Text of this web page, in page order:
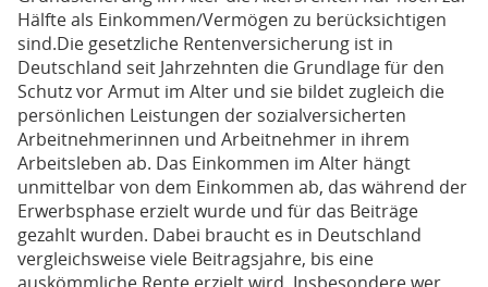
Hälfte als Einkommen/Vermögen zu berücksichtigen
sind.Die gesetzliche Rentenversicherung ist in
Deutschland seit Jahrzehnten die Grundlage für den
Schutz vor Armut im Alter und sie bildet zugleich die
persönlichen Leistungen der sozialversicherten
Arbeitnehmerinnen und Arbeitnehmer in ihrem
Arbeitsleben ab. Das Einkommen im Alter hängt
unmittelbar von dem Einkommen ab, das während der
Erwerbsphase erzielt wurde und für das Beiträge
gezahlt wurden. Dabei braucht es in Deutschland
vergleichsweise viele Beitragsjahre, bis eine